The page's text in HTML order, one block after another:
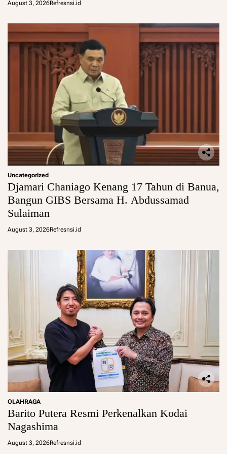
August 3, 2026Refresnsi.id
Uncategorized
Djamari Chaniago Kenang 17 Tahun di Banua,
Bangun GIBS Bersama H. Abdussamad
Sulaiman
August 3, 2026Refresnsi.id
OLAHRAGA
Barito Putera Resmi Perkenalkan Kodai
Nagashima
August 3, 2026Refresnsi.id